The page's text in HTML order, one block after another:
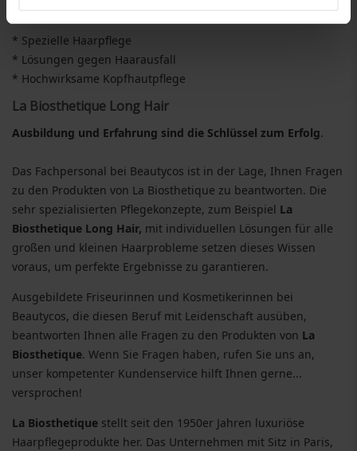
* Spezielle Haarpflege
* Lösungen gegen Haarausfall
* Hochwirksame Kopfhautpflege
La Biosthetique Long Hair
Ausbildung und Erfahrung sind die Schlüssel zum Erfolg.
Das Fachpersonal bei Beautycos ist in der Lage, Ihnen Fragen
zu den Produkten von La Biosthetique zu beantworten. Die
sehr spezialisierten Pflegekonzepte, zum Beispiel La
Biosthetique Long Hair, mit individuellen Lösungen für alle
großen und kleinen Haarprobleme setzen dieses Wissen
voraus, um perfekte Ergebnisse zu garantieren.
Ausgebildete Friseurinnen und Kosmetikerinnen bei
Beautycos, die diesen Beruf mit Leidenschaft ausüben,
beantworten Ihnen alle Fragen zu den Produkten von La
Biosthetique. Wenn Sie Fragen haben, rufen Sie uns an,
unser kompetenter Kundenservice hilft Ihnen gerne...
versprochen!
La Biosthetique stellt seit den 1950er Jahren luxuriöse
Haarpflegeprodukte her. Das Unternehmen mit Sitz in Paris,